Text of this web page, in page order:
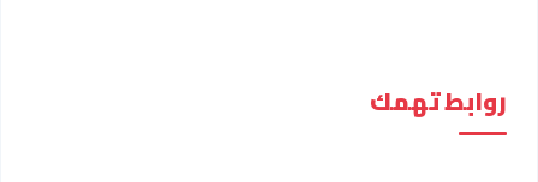
روابط تهمك